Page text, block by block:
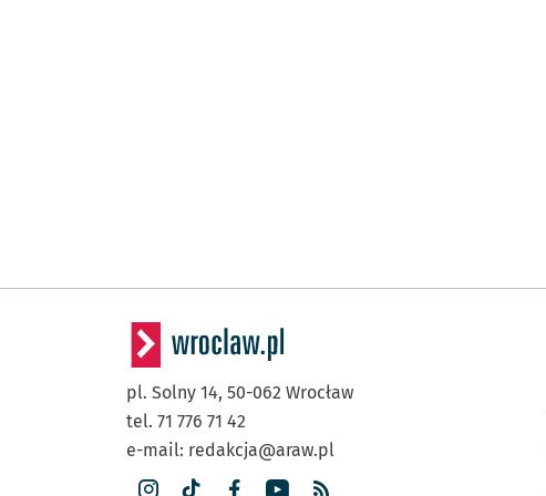
pl. Solny 14, 50-062 Wrocław
tel. 71 776 71 42
e-mail: redakcja@araw.pl